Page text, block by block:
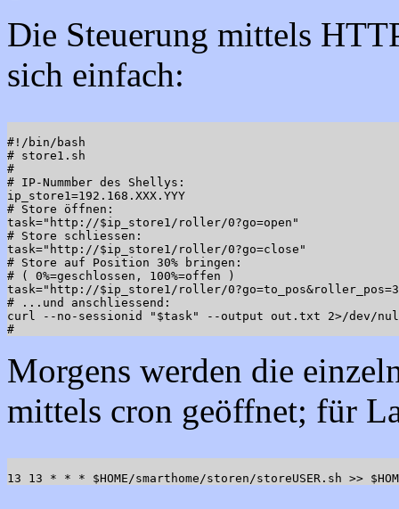
Die Steuerung mittels
sich einfach:
#!/bin/bash
# store1.sh
#
# IP-Nummber des Shellys:
ip_store1=192.168.XXX.YYY
# Store öffnen:
task="http://$ip_store1/roller/0?go=open"
# Store schliessen:
task="http://$ip_store1/roller/0?go=close"
# Store auf Position 30% bringen:
# ( 0%=geschlossen, 100%=offen )
task="http://$ip_store1/roller/
# ...und anschliessend:
curl --no-sessionid "$task" --output out.txt 2>/dev/
Morgens werden die
mittels cron geöffnet; für